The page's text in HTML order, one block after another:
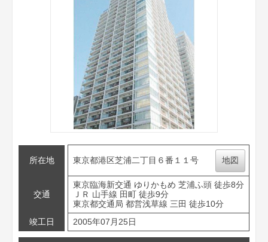
所在地 東京都港区芝浦二丁目６番１１号 地図
交通
東京臨海新交通 ゆりかもめ 芝浦ふ頭 徒歩8分
ＪＲ 山手線 田町 徒歩9分
東京都交通局 都営浅草線 三田 徒歩10分
竣工日
2005年07月25日